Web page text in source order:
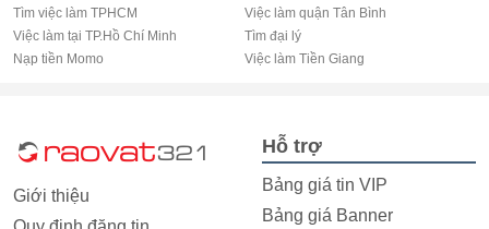
Tìm việc làm TPHCM
Việc làm quận Tân Bình
Việc làm tại TP.Hồ Chí Minh
Tìm đại lý
Nạp tiền Momo
Việc làm Tiền Giang
Giới thiệu
Hỗ trợ
Bảng giá tin VIP
Bảng giá Banner